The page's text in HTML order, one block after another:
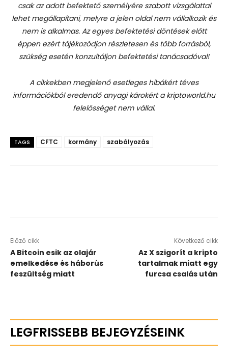
csak az adott befektető személyére szabott vizsgálattal
lehet megállapítani, melyre a jelen oldal nem vállalkozik és
nem is alkalmas. Az egyes befektetési döntések előtt
éppen ezért tájékozódjon részletesen és több forrásból,
szükség esetén konzultáljon befektetési tanácsadóval!
A cikkekben megjelenő esetleges hibákért téves
információkból eredendő anyagi károkért a kriptoworld.hu
felelősséget nem vállal.
TAGS CFTC kormány szabályozás
Előző cikk
A Bitcoin esik az olajár
emelkedése és háborús
feszültség miatt
Következő cikk
Az X szigorít a kripto
tartalmak miatt egy
furcsa csalás után
LEGFRISSEBB BEJEGYZÉSEINK